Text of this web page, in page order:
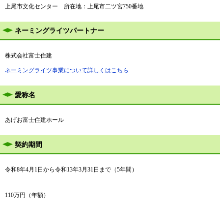
上尾市文化センター 所在地：上尾市二ツ宮750番地
ネーミングライツパートナー
株式会社富士住建
ネーミングライツ事業について詳しくはこちら
愛称名
あげお富士住建ホール
契約期間
令和8年4月1日から令和13年3月31日まで（5年間）
110万円（年額）